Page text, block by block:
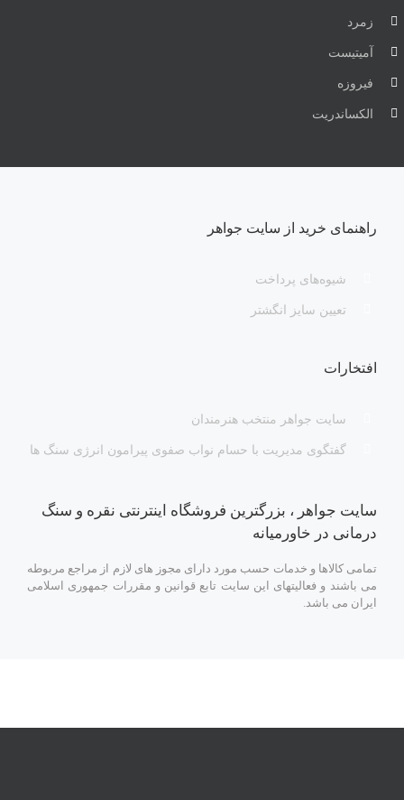
زمرد
آمیتیست
فیروزه
الکساندریت
راهنمای خرید از سایت جواهر
شیوه‌های پرداخت
تعیین سایز انگشتر
افتخارات
سایت جواهر منتخب هنرمندان
گفتگوی مدیریت با حسام نواب صفوی پیرامون انرژی سنگ ها
سایت جواهر ، بزرگترین فروشگاه اینترنتی نقره و سنگ
درمانی در خاورمیانه
تمامی کالاها و خدمات حسب مورد دارای مجوز های لازم از مراجع مربوطه
می باشند و فعالیتهای این سایت تابع قوانین و مقررات جمهوری اسلامی
ایران می باشد.